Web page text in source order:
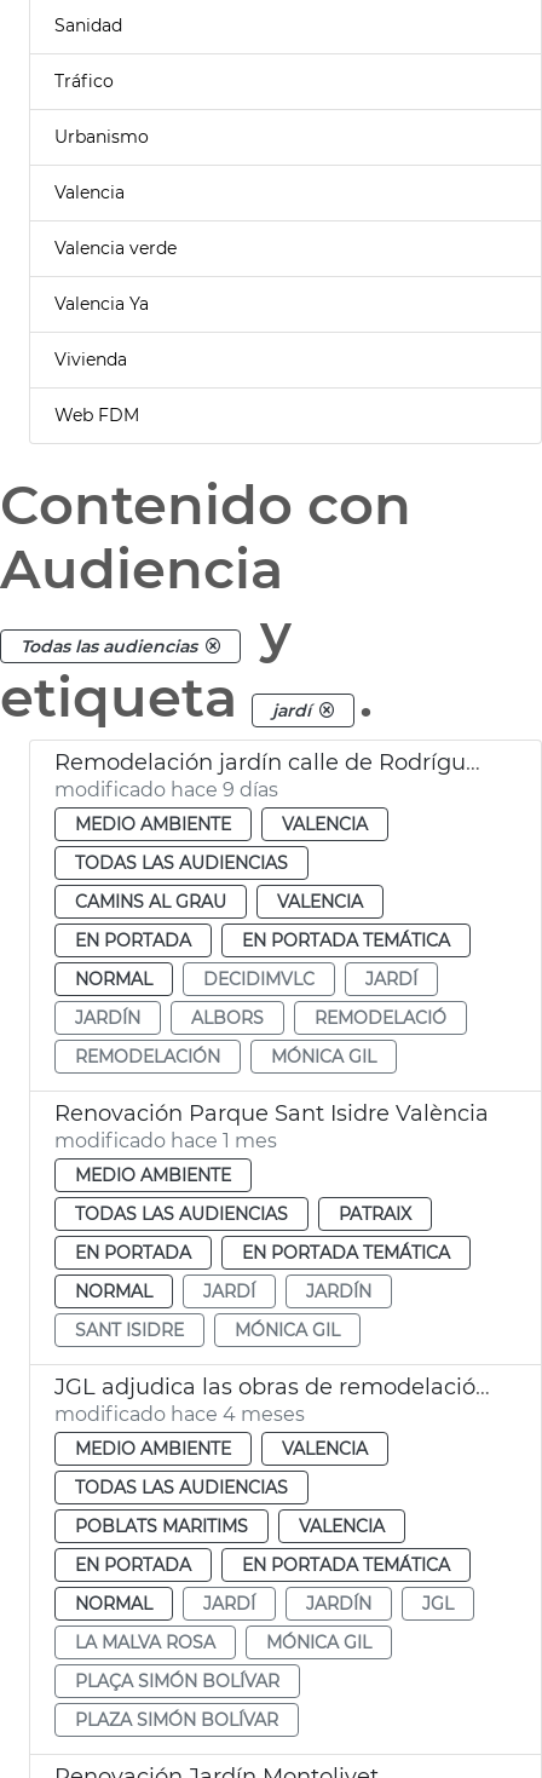
Sanidad
Tráfico
Urbanismo
Valencia
Valencia verde
Valencia Ya
Vivienda
Web FDM
Contenido con
Audiencia
Todas las audiencias
y
etiqueta
jardí .
Remodelación jardín calle de Rodríguez de Cepeda València
modificado hace 9 días
MEDIO AMBIENTE
VALENCIA
TODAS LAS AUDIENCIAS
CAMINS AL GRAU
VALENCIA
EN PORTADA
EN PORTADA TEMÁTICA
NORMAL
DECIDIMVLC
JARDÍ
JARDÍN
ALBORS
REMODELACIÓ
REMODELACIÓN
MÓNICA GIL
Renovación Parque Sant Isidre València
modificado hace 1 mes
MEDIO AMBIENTE
TODAS LAS AUDIENCIAS
PATRAIX
EN PORTADA
EN PORTADA TEMÁTICA
NORMAL
JARDÍ
JARDÍN
SANT ISIDRE
MÓNICA GIL
JGL adjudica las obras de remodelación del jardín Simón Bolívar València
modificado hace 4 meses
MEDIO AMBIENTE
VALENCIA
TODAS LAS AUDIENCIAS
POBLATS MARITIMS
VALENCIA
EN PORTADA
EN PORTADA TEMÁTICA
NORMAL
JARDÍ JARDÍN
JGL
LA MALVA ROSA
MÓNICA GIL
PLAÇA SIMÓN BOLÍVAR
PLAZA SIMÓN BOLÍVAR